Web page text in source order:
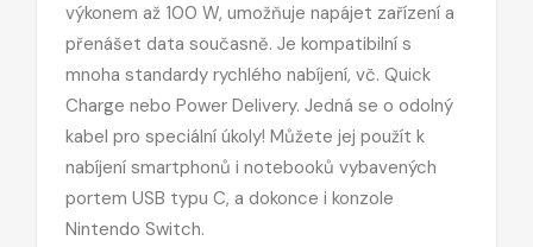
výkonem až 100 W, umožňuje napájet zařízení a
přenášet data současně. Je kompatibilní s
mnoha standardy rychlého nabíjení, vč. Quick
Charge nebo Power Delivery. Jedná se o odolný
kabel pro speciální úkoly! Můžete jej použít k
nabíjení smartphonů i notebooků vybavených
portem USB typu C, a dokonce i konzole
Nintendo Switch.